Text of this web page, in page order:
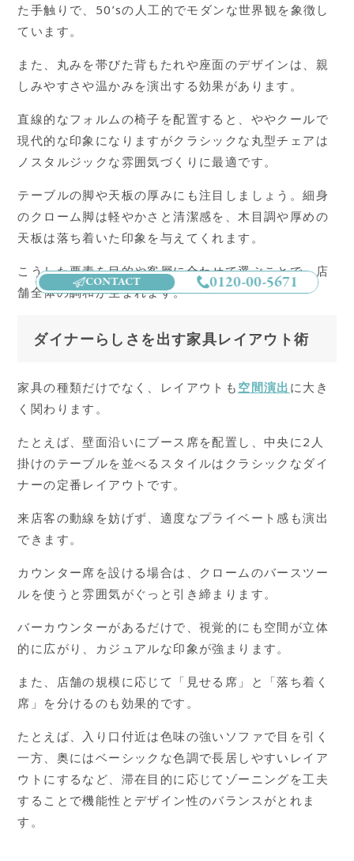
た手触りで、50’sの人工的でモダンな世界観を象徴し
ています。
また、丸みを帯びた背もたれや座面のデザインは、親
しみやすさや温かみを演出する効果があります。
直線的なフォルムの椅子を配置すると、ややクールで
現代的な印象になりますがクラシックな丸型チェアは
ノスタルジックな雰囲気づくりに最適です。
テーブルの脚や天板の厚みにも注目しましょう。細身
のクローム脚は軽やかさと清潔感を、木目調や厚めの
天板は落ち着いた印象を与えてくれます。
こうした要素を目的や客層に合わせて選ぶことで、店
舗全体の調和が生まれます。
ダイナーらしさを出す家具レイアウト術
家具の種類だけでなく、レイアウトも 空間演出 に大き
く関わります。
たとえば、壁面沿いにブース席を配置し、中央に2人
掛けのテーブルを並べるスタイルはクラシックなダイ
ナーの定番レイアウトです。
来店客の動線を妨げず、適度なプライベート感も演出
できます。
カウンター席を設ける場合は、クロームのバースツー
ルを使うと雰囲気がぐっと引き締まります。
バーカウンターがあるだけで、視覚的にも空間が立体
的に広がり、カジュアルな印象が強まります。
また、店舗の規模に応じて「見せる席」と「落ち着く
席」を分けるのも効果的です。
たとえば、入り口付近は色味の強いソファで目を引く
一方、奥にはベーシックな色調で長居しやすいレイア
ウトにするなど、滞在目的に応じてゾーニングを工夫
することで機能性とデザイン性のバランスがとれま
す。
CONTACT 0120-00-5671